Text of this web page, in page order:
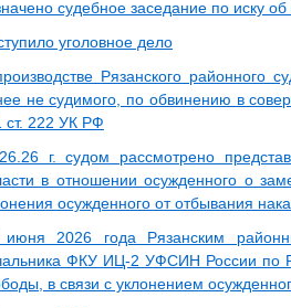
судебное заседание по иску
уголовное дело
Рязанского районного
не судимого, по обвинению в
ст. 222 УК РФ
г. судом рассмотрено
в отношении осужденного о
осужденного от отбывания
2026 года Рязанским
ФКУ ИЦ-2 УФСИН России по
в связи с уклонением